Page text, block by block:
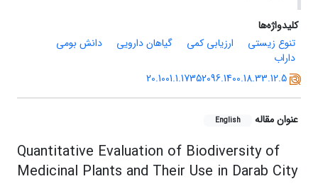
کلیدواژه‌ها
تنوع زیستی
ارزیابی کمی گیاهان دارویی
دانش بومی
داراب
20.1001.1.17352096.1400.18.33.12.5
عنوان مقاله English
Quantitative Evaluation of Biodiversity of
Medicinal Plants and Their Use in Darab City